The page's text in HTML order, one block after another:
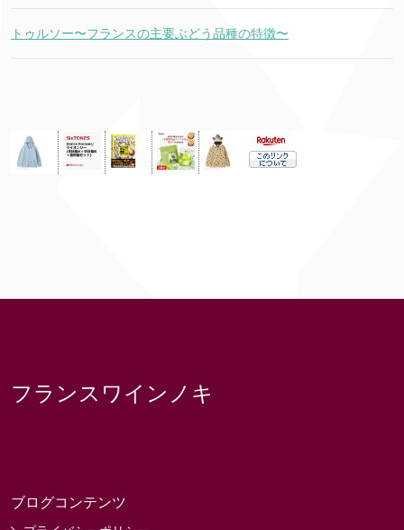
トゥルソー〜フランスの主要ぶどう品種の特徴〜
フランスワインノキ
ブログコンテンツ